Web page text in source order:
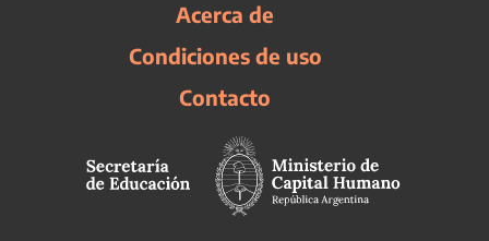
Acerca de
Condiciones de uso
Contacto